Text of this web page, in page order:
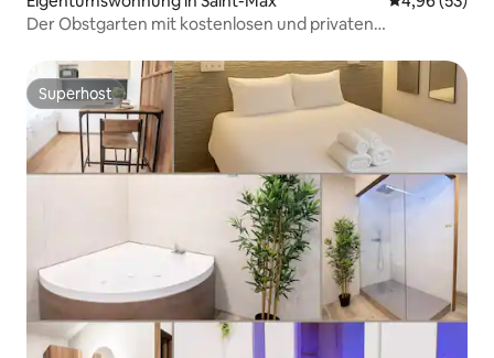
Der Obstgarten mit kostenlosen und privaten
Superhost
Superhost